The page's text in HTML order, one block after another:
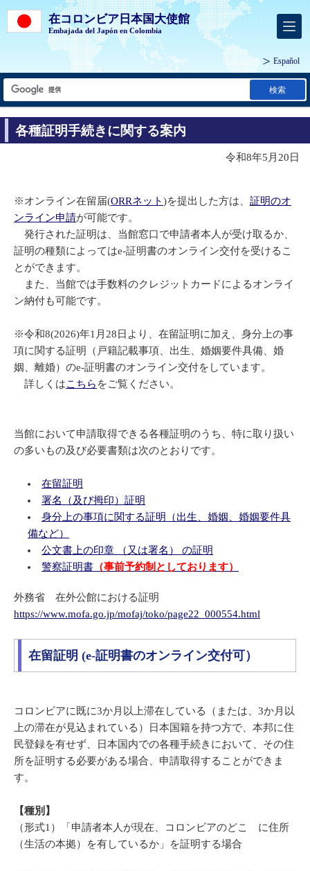
在コロンビア日本国大使館
Embajada del Japón en Colombia
Español
検索
各種証明手続きに関する案内
令和8年5月20日
※オンライン在留届(ORRネット)を提出した方は、 証明のオ
ンライン申請が可能です。
発行された証明は、当館窓口で申請者本人が受け取るか、
証明の種類によってはe-証明書のオンライン交付を受けるこ
とができます。
また、当館では手数料のクレジットカードによるオンライ
ン納付も可能です。
※令和8(2026)年1月28日より、在留証明に加え、身分上の事
項に関する証明（戸籍記載事項、出生、婚姻要件具備、婚
姻、離婚）のe-証明書のオンライン交付をしています。
詳しくはこちら をご覧ください。
当館において申請取得できる各種証明のうち、特に取り扱い
の多いもの及び必要書類は次のとおりです。
在留証明
署名（及び拇印）証明
身分上の事項に関する証明（出生、婚姻、婚姻要件具
備など）
公文書上の印章 （又は署名） の証明
警察証明書 （事前予約制としております）
外務省 在外公館における証明
https://www.mofa.go.jp/mofaj/toko/page22_000554.html
在留証明 (e-証明書のオンライン交付可）
コロンビアに既に3か月以上滞在している（または、3か月以
上の滞在が見込まれている）日本国籍を持つ方で、本邦に住
民登録を有せず、日本国内での各種手続きにおいて、その住
所を証明する必要がある場合、申請取得することができま
す。
【種別】
（形式1）「申請者本人が現在、コロンビアのどこ に住所
（生活の本拠）を有しているか」を証明する場合